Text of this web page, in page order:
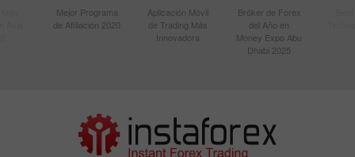
Mejor Programa
de Afiliación 2020
Aplicación Móvil
de Trading Más
Innovadora
Bróker de Forex
del Año en
Money Expo Abu
Dhabi 2025